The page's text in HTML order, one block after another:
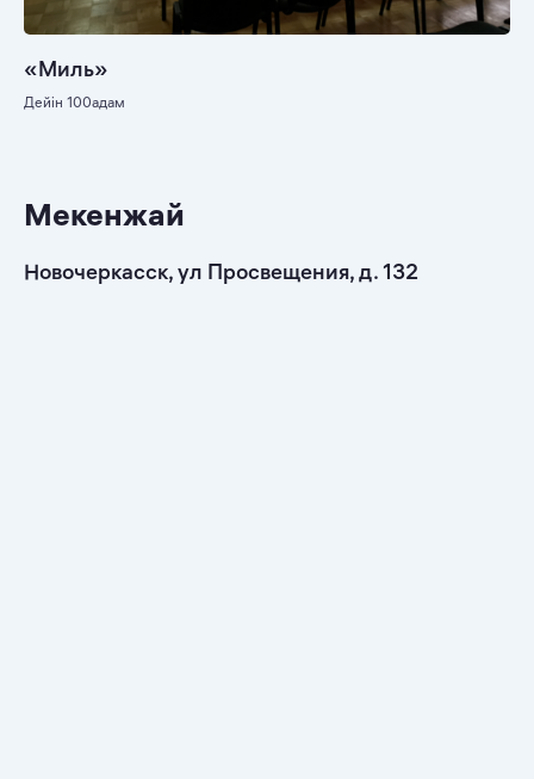
«Миль»
Дейін 100адам
Мекенжай
Новочеркасск, ул Просвещения, д. 132